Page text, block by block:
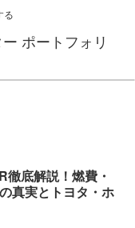
る
ポートフォリ
徹底解説！燃費・
真実とトヨタ・ホ